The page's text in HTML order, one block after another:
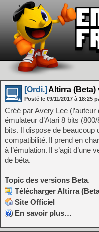
[Ordi.] Altirra (Beta)
Posté le 09/11/2017 à 18:25
Créé par Avery Lee (l’auteur
émulateur d’Atari 8 bits
bits. Il dispose de beaucoup
compatibilité. Il prend en
à l’émulation. Il s’agit d’une
de béta.
Topic des versions Beta.
Télécharger Altirra
Site Officiel
En savoir plus…